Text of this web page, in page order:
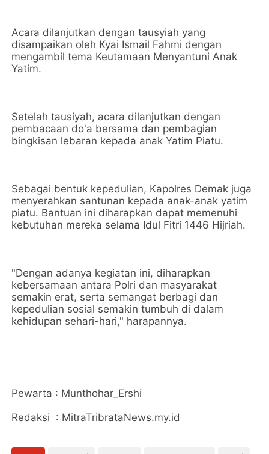
Acara dilanjutkan dengan tausyiah yang
disampaikan oleh Kyai Ismail Fahmi dengan
mengambil tema Keutamaan Menyantuni Anak
Yatim.
Setelah tausiyah, acara dilanjutkan dengan
pembacaan do'a bersama dan pembagian
bingkisan lebaran kepada anak Yatim Piatu.
Sebagai bentuk kepedulian, Kapolres Demak juga
menyerahkan santunan kepada anak-anak yatim
piatu. Bantuan ini diharapkan dapat memenuhi
kebutuhan mereka selama Idul Fitri 1446 Hijriah.
"Dengan adanya kegiatan ini, diharapkan
kebersamaan antara Polri dan masyarakat
semakin erat, serta semangat berbagi dan
kepedulian sosial semakin tumbuh di dalam
kehidupan sehari-hari," harapannya.
Pewarta : Munthohar_Ershi
Redaksi : MitraTribrataNews.my.id